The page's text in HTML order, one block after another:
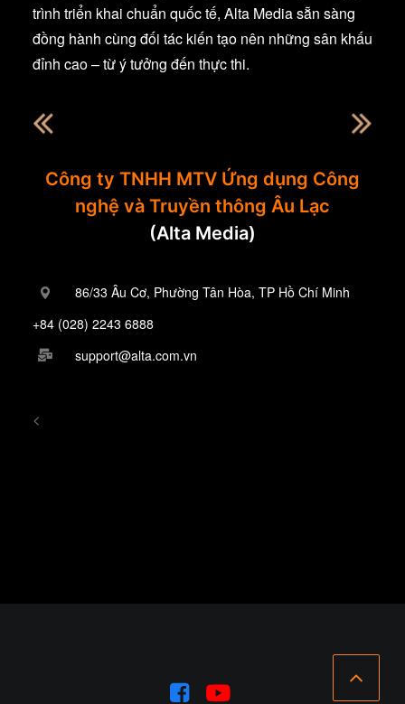
trình triển khai chuẩn quốc tế, Alta Media sẵn sàng
đồng hành cùng đối tác kiến tạo nên những sân khấu
đỉnh cao – từ ý tưởng đến thực thi.
Công ty TNHH MTV Ứng dụng Công
nghệ và Truyền thông Âu Lạc
(Alta Media)
86/33 Âu Cơ, Phường Tân Hòa, TP Hồ Chí Minh
+84 (028) 2243 6888
support@alta.com.vn
<